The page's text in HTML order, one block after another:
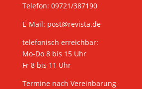
Telefon: 09721/387190
E-Mail: post@revista.de
telefonisch erreichbar:
Mo-Do 8 bis 15 Uhr
Fr 8 bis 11 Uhr
Termine nach Vereinbarung